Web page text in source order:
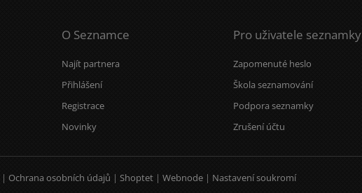
O Seznamce
Najít partnera
Přihlášení
Registrace
Novinky
Pro uživatele seznamky
Zapomenuté heslo
Škola seznamování
Podpora seznamky
Zrušení účtu
| Ochrana osobních údajů | Shoptet | Webnode | Nastavení soukromí